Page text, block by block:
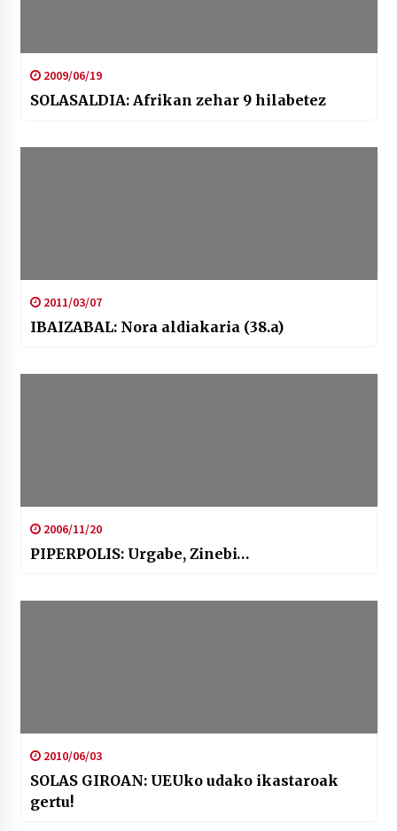
2009/06/19
SOLASALDIA: Afrikan zehar 9 hilabetez
2011/03/07
IBAIZABAL: Nora aldiakaria (38.a)
2006/11/20
PIPERPOLIS: Urgabe, Zinebi…
2010/06/03
SOLAS GIROAN: UEUko udako ikastaroak
gertu!